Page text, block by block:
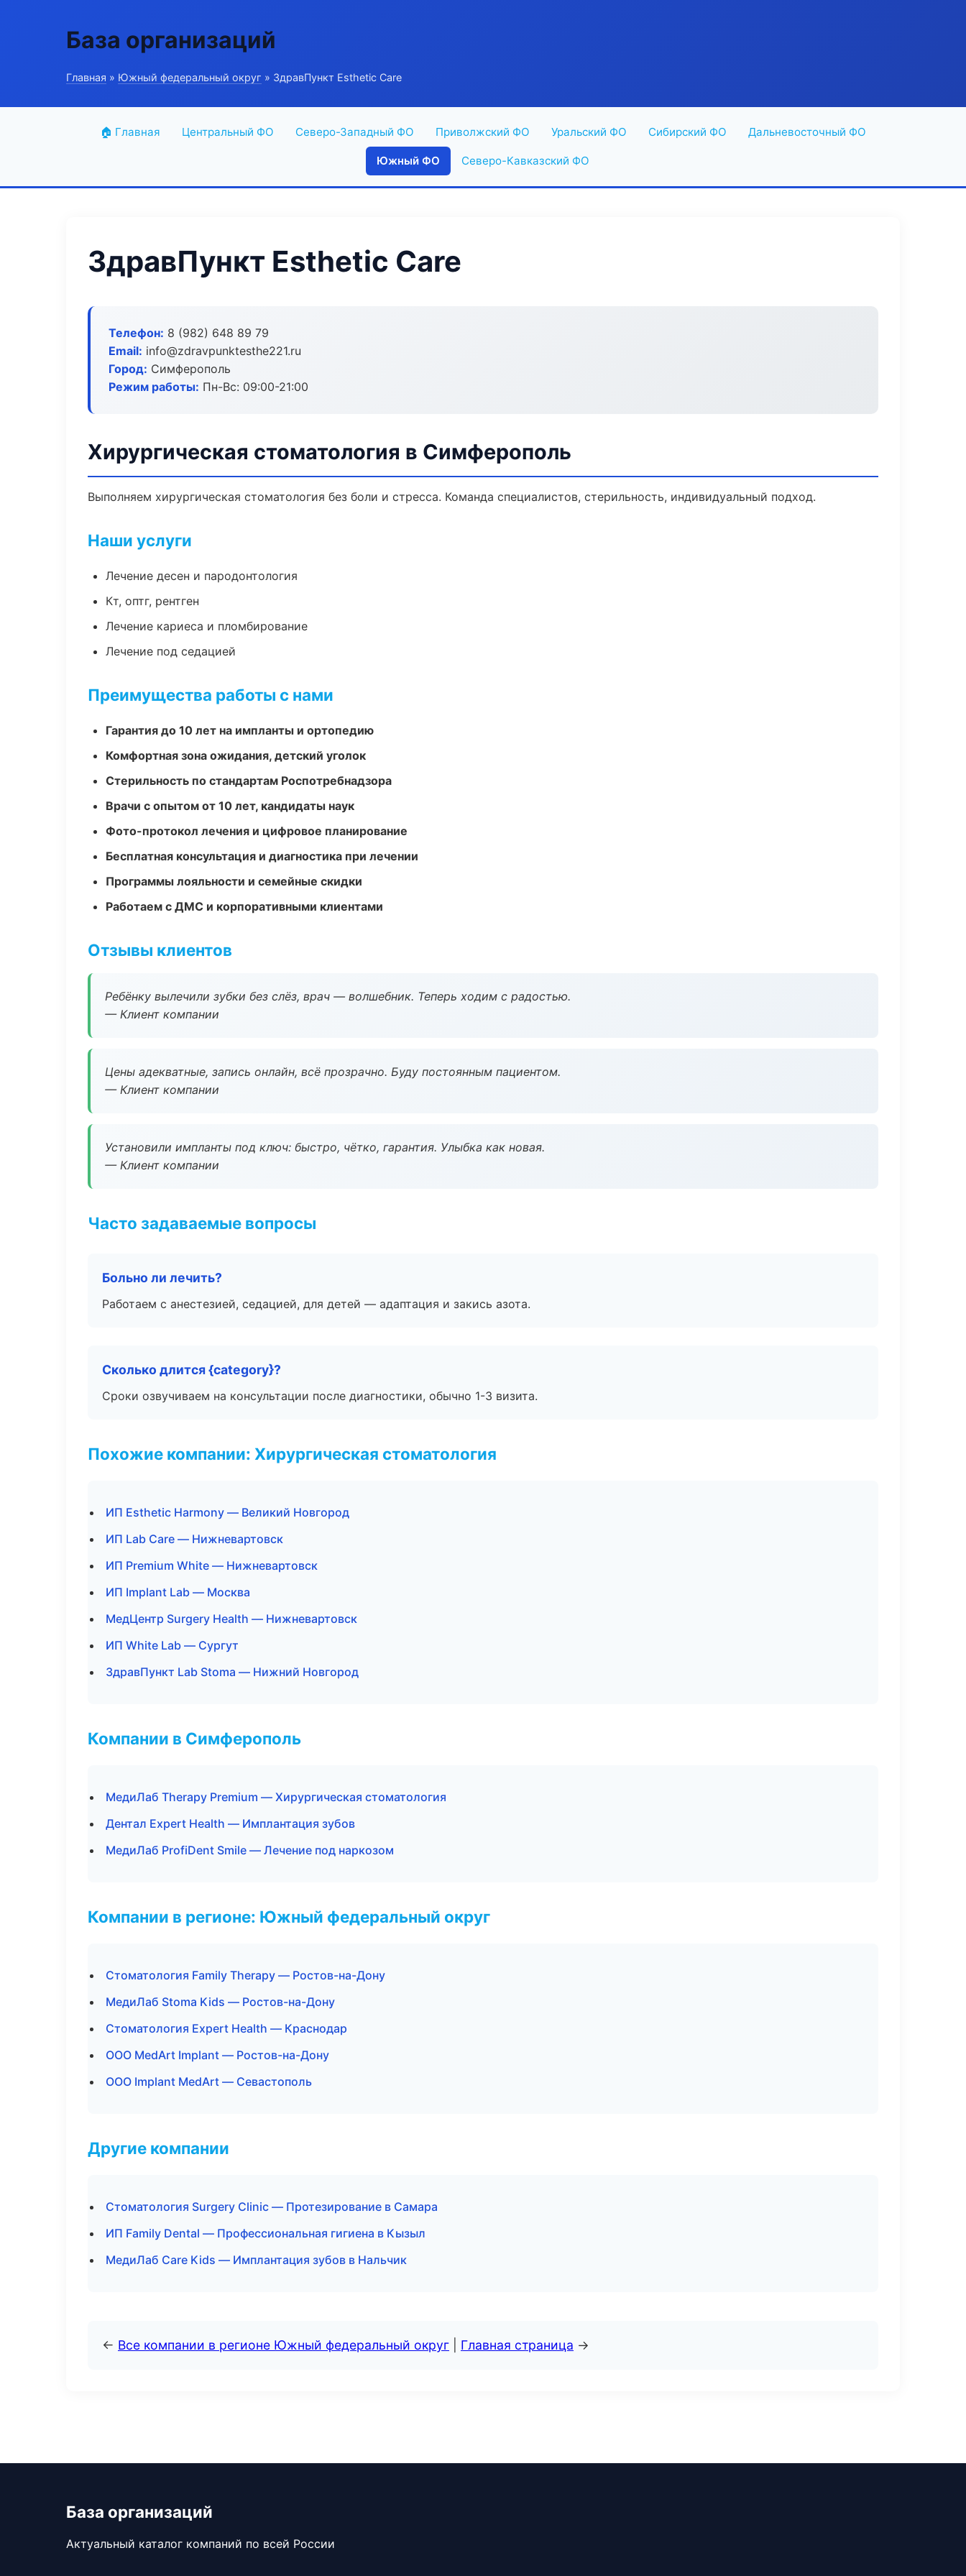
База организаций
Главная » Южный федеральный округ » ЗдравПункт Esthetic Care
🏠 Главная Центральный ФО Северо-Западный ФО Приволжский ФО Уральский ФО Сибирский ФО Дальневосточный ФО
Южный ФО Северо-Кавказский ФО
ЗдравПункт Esthetic Care
Телефон: 8 (982) 648 89 79
Email: info@zdravpunktesthe221.ru
Город: Симферополь
Режим работы: Пн-Вс: 09:00-21:00
Хирургическая стоматология в Симферополь
Выполняем хирургическая стоматология без боли и стресса. Команда специалистов, стерильность, индивидуальный подход.
Наши услуги
Лечение десен и пародонтология
Кт, оптг, рентген
Лечение кариеса и пломбирование
Лечение под седацией
Преимущества работы с нами
Гарантия до 10 лет на импланты и ортопедию
Комфортная зона ожидания, детский уголок
Стерильность по стандартам Роспотребнадзора
Врачи с опытом от 10 лет, кандидаты наук
Фото-протокол лечения и цифровое планирование
Бесплатная консультация и диагностика при лечении
Программы лояльности и семейные скидки
Работаем с ДМС и корпоративными клиентами
Отзывы клиентов
Ребёнку вылечили зубки без слёз, врач — волшебник. Теперь ходим с радостью.
— Клиент компании
Цены адекватные, запись онлайн, всё прозрачно. Буду постоянным пациентом.
— Клиент компании
Установили импланты под ключ: быстро, чётко, гарантия. Улыбка как новая.
— Клиент компании
Часто задаваемые вопросы
Больно ли лечить?
Работаем с анестезией, седацией, для детей — адаптация и закись азота.
Сколько длится {category}?
Сроки озвучиваем на консультации после диагностики, обычно 1-3 визита.
Похожие компании: Хирургическая стоматология
ИП Esthetic Harmony — Великий Новгород
ИП Lab Care — Нижневартовск
ИП Premium White — Нижневартовск
ИП Implant Lab — Москва
МедЦентр Surgery Health — Нижневартовск
ИП White Lab — Сургут
ЗдравПункт Lab Stoma — Нижний Новгород
Компании в Симферополь
МедиЛаб Therapy Premium — Хирургическая стоматология
Дентал Expert Health — Имплантация зубов
МедиЛаб ProfiDent Smile — Лечение под наркозом
Компании в регионе: Южный федеральный округ
Стоматология Family Therapy — Ростов-на-Дону
МедиЛаб Stoma Kids — Ростов-на-Дону
Стоматология Expert Health — Краснодар
ООО MedArt Implant — Ростов-на-Дону
ООО Implant MedArt — Севастополь
Другие компании
Стоматология Surgery Clinic — Протезирование в Самара
ИП Family Dental — Профессиональная гигиена в Кызыл
МедиЛаб Care Kids — Имплантация зубов в Нальчик
← Все компании в регионе Южный федеральный округ Главная страница →
База организаций
Актуальный каталог компаний по всей России